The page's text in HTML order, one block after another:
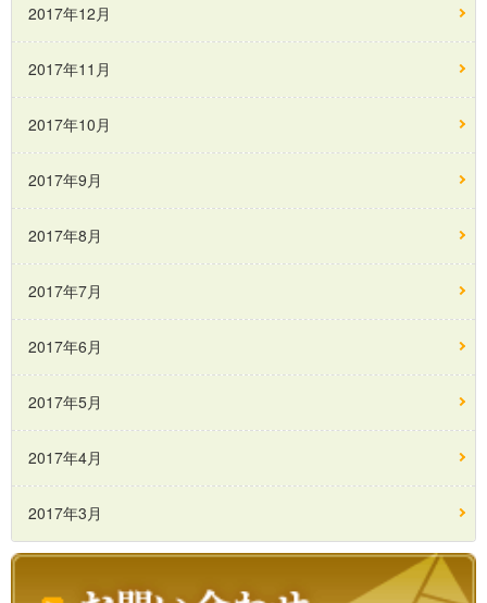
2017年12月
2017年11月
2017年10月
2017年9月
2017年8月
2017年7月
2017年6月
2017年5月
2017年4月
2017年3月